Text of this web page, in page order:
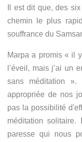
Il est dit que, des
chemin le plus
souffrance du
Marpa a promis « il
l’éveil, mais j’ai un
sans méditation ».
appropriée de nos
pas la possibilité
méditation
paresse qui nous